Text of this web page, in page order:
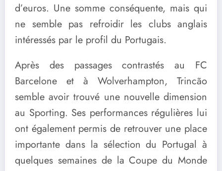
d’euros. Une somme conséquente, mais qui
ne semble pas refroidir les clubs anglais
intéressés par le profil du Portugais.
Après des passages contrastés au FC
Barcelone et à Wolverhampton, Trincão
semble avoir trouvé une nouvelle dimension
au Sporting. Ses performances régulières lui
ont également permis de retrouver une place
importante dans la sélection du Portugal à
quelques semaines de la Coupe du Monde